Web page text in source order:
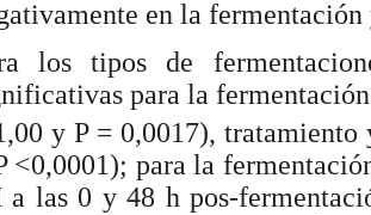
en la
los tipos de
para la
y P = 0,0017),
<0,0001); para la
a las 0 y 48 h pos-